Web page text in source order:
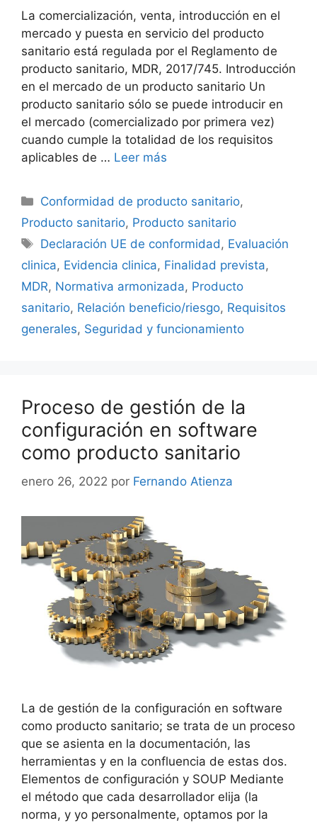
La comercialización, venta, introducción en el
mercado y puesta en servicio del producto
sanitario está regulada por el Reglamento de
producto sanitario, MDR, 2017/745. Introducción
en el mercado de un producto sanitario Un
producto sanitario sólo se puede introducir en
el mercado (comercializado por primera vez)
cuando cumple la totalidad de los requisitos
aplicables de … Leer más
Conformidad de producto sanitario,
Producto sanitario, Producto sanitario
Declaración UE de conformidad, Evaluación
clinica, Evidencia clinica, Finalidad prevista,
MDR, Normativa armonizada, Producto
sanitario, Relación beneficio/riesgo, Requisitos
generales, Seguridad y funcionamiento
Proceso de gestión de la
configuración en software
como producto sanitario
enero 26, 2022 por Fernando Atienza
La de gestión de la configuración en software
como producto sanitario; se trata de un proceso
que se asienta en la documentación, las
herramientas y en la confluencia de estas dos.
Elementos de configuración y SOUP Mediante
el método que cada desarrollador elija (la
norma, y yo personalmente, optamos por la